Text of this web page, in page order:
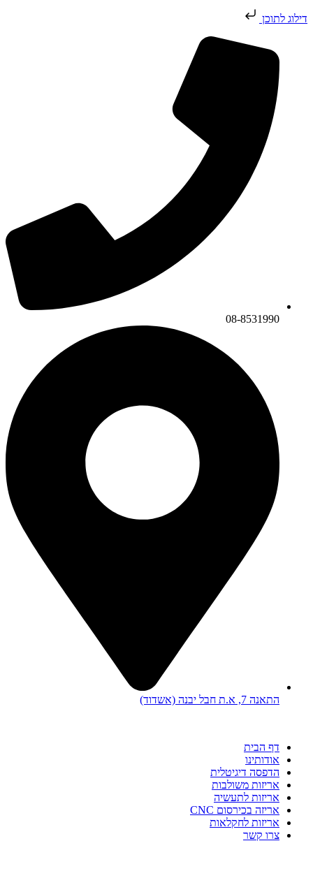
דילוג לתוכן
08-8531990
התאנה 7, א.ת חבל יבנה (אשדוד)
דף הבית
אודותינו
הדפסה דיגיטלית
אריזות משולבות
אריזות לתעשיה
אריזה בכירסום CNC​
אריזות לחקלאות​
צרו קשר